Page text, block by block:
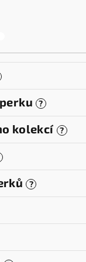
?
kolekcí ?
?